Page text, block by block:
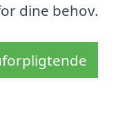
dine behov.